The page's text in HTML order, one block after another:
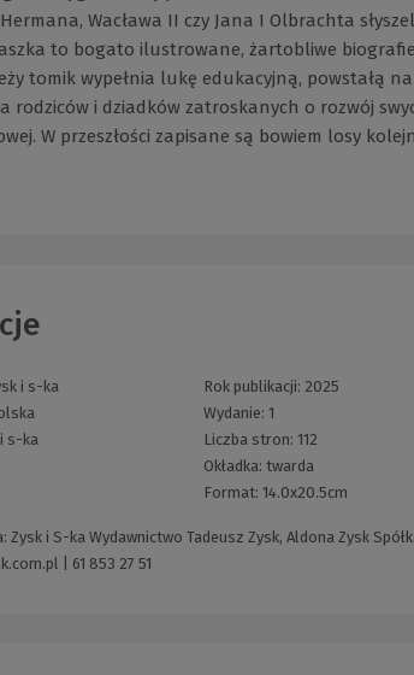
Hermana, Wacława II czy Jana I Olbrachta
to bogato ilustrowane, żartobliwe
tomik wypełnia lukę edukacyjną, powstałą
rodziców i dziadków zatroskanych o rozwój
W przeszłości zapisane są bowiem losy
i s-ka
s-ka
Rok publikacji: 2025
Wydanie: 1
Liczba stron: 112
Okładka: twarda
Format: 14.0x20.5cm
Zysk i S-ka Wydawnictwo Tadeusz Zysk, Aldona Zysk
61 853 27 51